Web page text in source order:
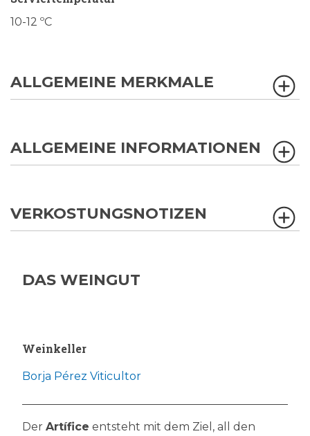
10-12 ºC
ALLGEMEINE MERKMALE
ALLGEMEINE INFORMATIONEN
VERKOSTUNGSNOTIZEN
DAS WEINGUT
Weinkeller
Borja Pérez Viticultor
Der Artífice entsteht mit dem Ziel, all den